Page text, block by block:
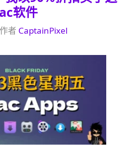
软件
作者 CaptainPixel